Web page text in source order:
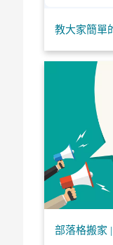
教大家簡單
部落格搬家